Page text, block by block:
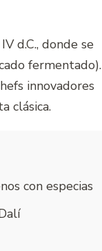
d.C., donde se
fermentado).
innovadores
clásica.
con especias